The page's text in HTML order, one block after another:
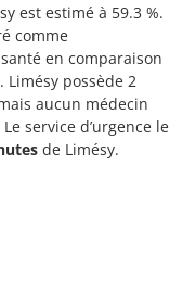
est estimé à 59.3 %.
comme
en comparaison
Limésy possède 2
aucun médecin
service d’urgence le
de Limésy.